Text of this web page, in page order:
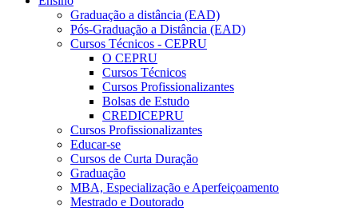
Graduação a distância (EAD)
Pós-Graduação a Distância (EAD)
Cursos Técnicos - CEPRU
O CEPRU
Cursos Técnicos
Cursos Profissionalizantes
Bolsas de Estudo
CREDICEPRU
Cursos Profissionalizantes
Educar-se
Cursos de Curta Duração
Graduação
MBA, Especialização e Aperfeiçoamento
Mestrado e Doutorado